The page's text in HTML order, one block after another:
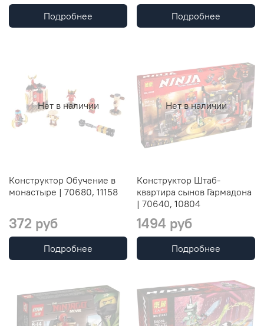
Подробнее Подробнее
Нет в наличии
Конструктор Обучение в
монастыре | 70680, 11158
372 руб
Подробнее
Нет в наличии
Конструктор Штаб-
квартира сынов Гармадона
| 70640, 10804
1494 руб
Подробнее